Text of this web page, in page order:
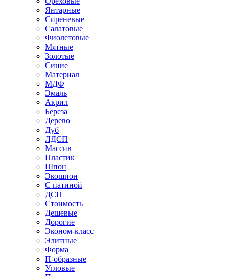
Янтарные
Сиреневые
Салатовые
Фиолетовые
Мятные
Золотые
Синие
Материал
МДФ
Эмаль
Акрил
Береза
Дерево
Дуб
ЛДСП
Массив
Пластик
Шпон
Экошпон
С патиной
ДСП
Стоимость
Дешевые
Дорогие
Эконом-класс
Элитные
Форма
П-образные
Угловые